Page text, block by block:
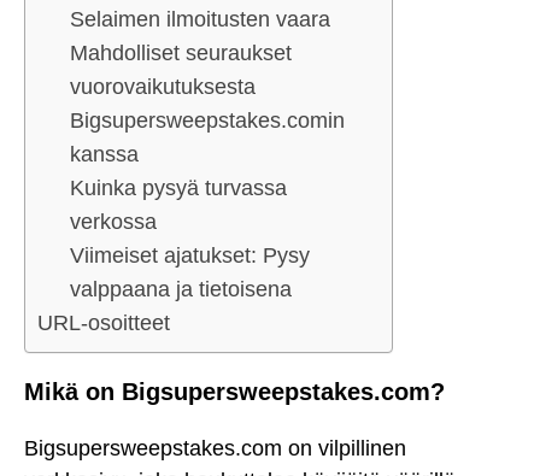
Selaimen ilmoitusten vaara
Mahdolliset seuraukset
vuorovaikutuksesta
Bigsupersweepstakes.comin
kanssa
Kuinka pysyä turvassa
verkossa
Viimeiset ajatukset: Pysy
valppaana ja tietoisena
URL-osoitteet
Mikä on Bigsupersweepstakes.com?
Bigsupersweepstakes.com on vilpillinen